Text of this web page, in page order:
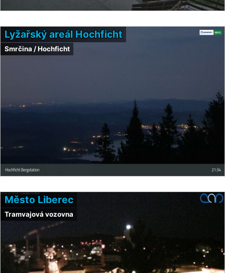
Lyžařský areál Hochficht
Smrčina / Hochficht
Město Liberec
Tramvajová vozovna